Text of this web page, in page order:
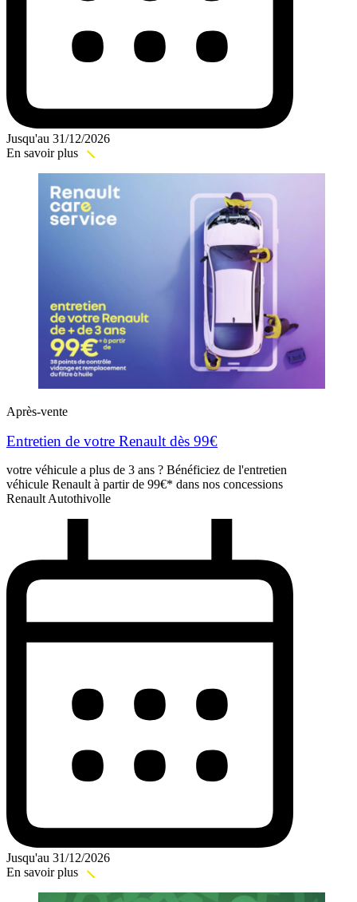
Jusqu'au 31/12/2026
En savoir plus
Après-vente
Entretien de votre Renault dès 99€
votre véhicule a plus de 3 ans ? Bénéficiez de l'entretien
véhicule Renault à partir de 99€* dans nos concessions
Renault Autothivolle
Jusqu'au 31/12/2026
En savoir plus